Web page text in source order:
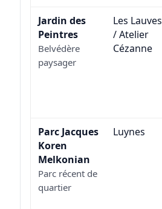
Jardin des
Peintres
Belvédère
paysager
Les Lauves
/ Atelier
Cézanne
Parc Jacques
Koren
Melkonian
Parc récent de
quartier
Luynes